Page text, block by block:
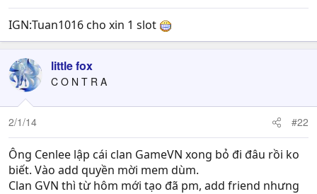
t
e
IGN:Tuan1016 cho xin 1 slot
little fox
C O N T R A
2/1/14 #22
Ông Cenlee lập cái clan GameVN xong bỏ đi đâu rồi ko
biết. Vào add quyền mời mem dùm.
Clan GVN thì từ hôm mới tạo đã pm, add friend nhưng